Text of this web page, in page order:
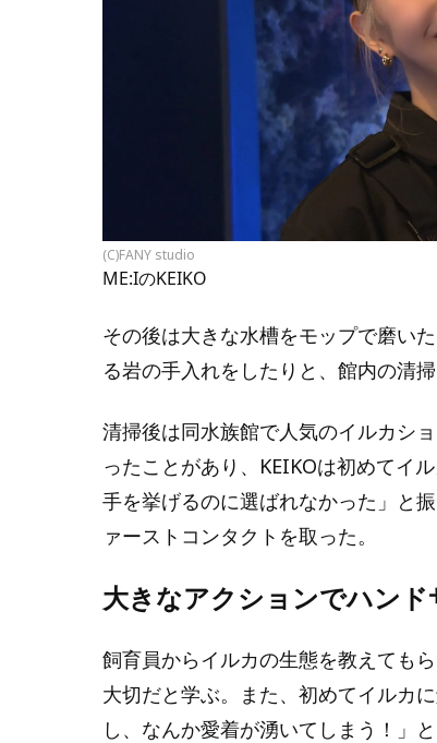
(C)FANY studio
ME:IのKEIKO
その後は大きな水槽をモップで磨い
る岩の手入れをしたりと、館内の清掃
清掃後は同水族館で人気のイルカシ
ったことがあり、KEIKOは初めてイ
手を挙げるのに選ばれなかった」と
ァーストコンタクトを取った。
大きなアクションでハンド
飼育員からイルカの生態を教えても
大切だと学ぶ。また、初めてイルカ
し、なんか愛着が湧いてしまう！」と